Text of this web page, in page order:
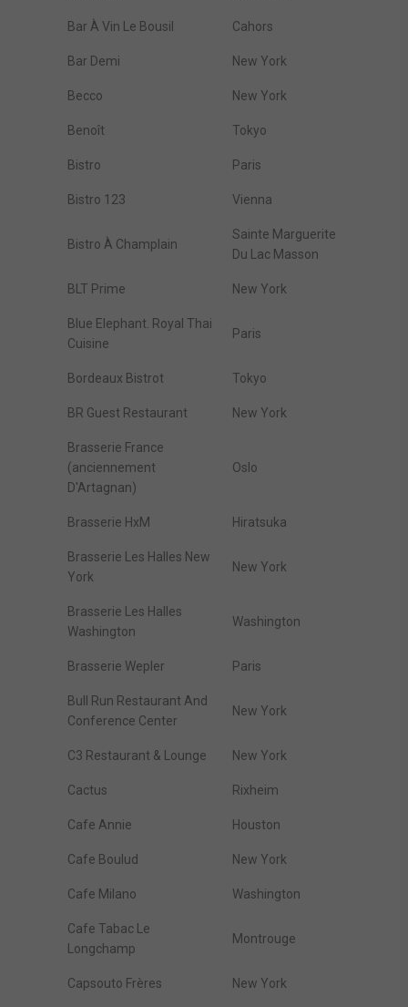
Bar À Vin Le Bousil Cahors
Bar Demi New York
Becco New York
Benoît Tokyo
Bistro Paris
Bistro 123 Vienna
Bistro À Champlain
Sainte Marguerite
Du Lac Masson
BLT Prime New York
Blue Elephant. Royal Thai
Cuisine
Paris
Bordeaux Bistrot Tokyo
BR Guest Restaurant New York
Brasserie France
(anciennement
D'Artagnan)
Oslo
Brasserie HxM Hiratsuka
Brasserie Les Halles New
York
New York
Brasserie Les Halles
Washington
Washington
Brasserie Wepler Paris
Bull Run Restaurant And
Conference Center
New York
C3 Restaurant & Lounge New York
Cactus Rixheim
Cafe Annie Houston
Cafe Boulud New York
Cafe Milano Washington
Cafe Tabac Le
Longchamp
Montrouge
Capsouto Frères New York